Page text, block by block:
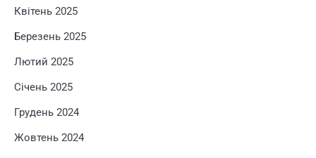
Квітень 2025
Березень 2025
Лютий 2025
Січень 2025
Грудень 2024
Жовтень 2024